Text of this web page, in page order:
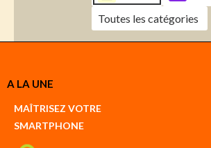
Toutes les catégories
Créer
compte
A LA UNE
MAÎTRISEZ VOTRE
SMARTPHONE